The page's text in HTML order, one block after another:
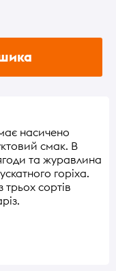
насичено
смак. В
та журавлина
горіха.
трьох сортів